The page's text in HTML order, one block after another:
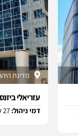
מדינת היהודים
עזריאלי
דמי ניהול: